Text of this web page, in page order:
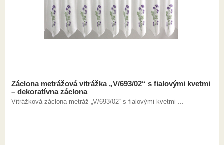
Záclona metrážová vitrážka „V/693/02“ s fialovými kvetmi
– dekoratívna záclona
Vitrážková záclona metráž „V/693/02“ s fialovými kvetmi ...